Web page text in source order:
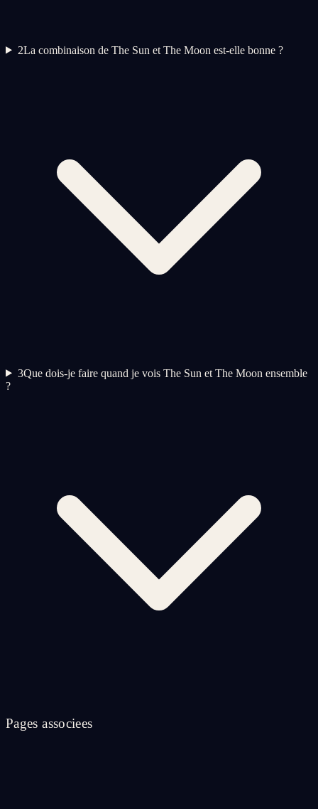
2La combinaison de The Sun et The Moon est-elle bonne ?
3Que dois-je faire quand je vois The Sun et The Moon ensemble
?
Pages associees